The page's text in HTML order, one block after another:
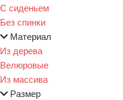
С сиденьем
Без спинки
Материал
Из дерева
Велюровые
Из массива
Размер